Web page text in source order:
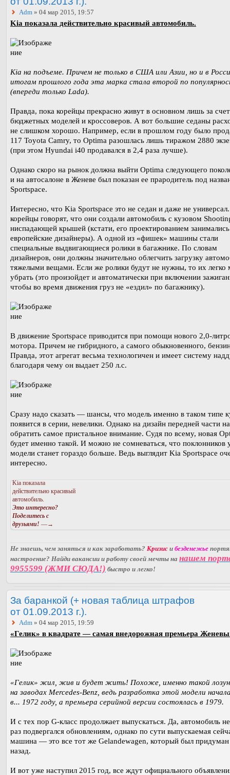
Adm » 04 мар 2015, 19:57
Kia показала действительно красивый автомобиль.
Kia на подъеме. Причем не только в США или Азии, но и в
итогам прошлого года эта марка стала второй по
(впереди только Lada).
Правда, пока корейцы прекрасно живут в основном лишь за счет
бюджетных моделей и кроссоверов. А вот большие седаны
не слишком хорошо. Например, если в прошлом году было
117 Toyota Camry, то Optima разошлась лишь тиражом 2880
(при этом Hyundai i40 продавался в 2,4 раза лучше).
Однако скоро на рынок должна выйти Optima следующего
и на автосалоне в Женеве был показан ее прародитель под
Sportspace.
Интересно, что Kia Sportspace это не седан и даже не
корейцы говорят, что они создали автомобиль с кузовом
ниспадающей крышей (кстати, его проектированием занимались
европейские дизайнеры). А одной из «фишек» машины стали
специальные выдвигающиеся ролики в багажнике. По словам
дизайнеров, они должны значительно облегчить загрузку
тяжелыми вещами. Если же ролики будут не нужны, то их легко
убрать (это произойдет и автоматически при включении
чтобы во время движения груз не «ездил» по багажнику).
В движение Sportspace приводится при помощи нового 2,0-
мотора. Причем не гибридного, а самого обыкновенного,
Правда, этот агрегат весьма технологичен и имеет систему
благодаря чему он выдает 250 л.с.
Сразу надо сказать — шансы, что модель именно в таком типе
появится в серии, невелики. Однако на дизайн передней части
обратить самое пристальное внимание. Судя по всему, новая
будет именно такой. И можно не сомневаться, что поклонников
модели станет гораздо больше. Ведь выглядит Kia Sportspace
интересно.
Kia показала
действительно красивый
автомобиль.
Это интересно?
Поделитесь с
друзьями! —→
Не знаешь, чем заняться и как заработать? Кризис и безденежье
настроение? Найди вакансии и работу своей мечты на нашем
9955599 (ЖМИ СЮДА!) быстро и легко!
За баранкой (+ новая таблица штрафов
от 01.09.2013 г.).
Adm » 04 мар 2015, 19:59
«Гелик» в квадрате — самая внедорожная премьера
«Гелик» жил, жив и будет жить! Похоже, именно такой
на заводах Mercedes-Benz, ведь разработка этой модели
в... 1972 году, а премьера серийной версии состоялась в 1979.
И с тех пор G-класс продолжает выпускаться. Да, автомобиль
раз подвергался обновлениям, однако по сути выпускаемая
машина — это все тот же Gelandewagen, который был придуман
назад.
И вот уже наступил 2015 год, все ждут официального